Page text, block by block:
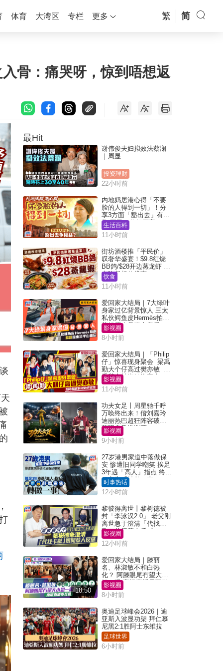
体育 大湾区 专栏 更多 繁 简
骨：痛哭呀，惊到唔想返
最Hit
谢伟俊夫妇拟效法蔡澜
｜周显
投资理财
22小时前
内地妈居港心得「不要
脸的人得到一切」！分
享3方面「豁出去」有著
数 网民：你好厉害
生活百科
11小时前
街坊酒楼推「平民价」
叹奢华盛宴！$9.8红烧
BB鸽/$28开边蒸龙虾 3
大晚餐超值优惠
饮食
11小时前
爱回家大结局｜7大绿叶
身家过亿背景惊人 三太
私伙鳄鱼皮Hermès拍剧
苏姐原来是半山楼后
影视圈
8小时前
爱回家大结局｜「Philip
仔」惊喜现身聚会 梁禹
勤大个仔高过樊亦敏 超
乖黐实林淑敏许家杰
影视圈
11小时前
功夫女足丨周星驰千呼
万唤终出来！偕刘嘉玲
迪丽热巴超狂阵容破天
荒现身香港谢票
影视圈
9小时前
27岁港男家道中落做保
安 惨遭旧同学嘲笑 挨足
3年遇「高人」指点 终辞
职宣告「转做一事」｜
Juicy叮
时事热话
12小时前
黎彼得离世丨黎树德被
封「李泳汉2.0」 老父刚
离世急于澄清「代找卡
数」传闻惹人反感
影视圈
12小时前
18:50
爱回家大结局｜滕丽
名、林淑敏不和白热
化？ 阿滕眼尾冇望大小
姐一眼 商场直播零互动
影视圈
8小时前
奥迪足球峰会2026｜迪
亚斯入波显功架 拜仁慕
尼黑2:1胜阿士东维拉
足球世界
6小时前